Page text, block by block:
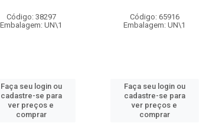
Código: 38297
Embalagem: UN\1
Faça seu login ou
cadastre-se para
ver preços e
comprar
Código: 65916
Embalagem: UN\1
Faça seu login ou
cadastre-se para
ver preços e
comprar